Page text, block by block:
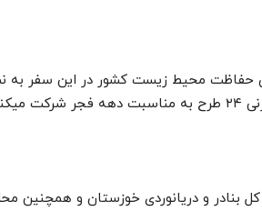
میکند.
کل بنادر و دریانوردی خوزستان و